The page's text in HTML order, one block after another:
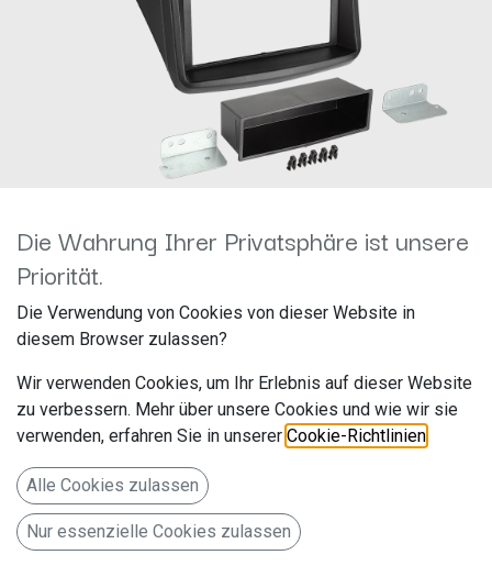
2-DIN Radioblende Mitsubishi
schwarz 381200-24-1
Hersteller: ACV
Artikelnummer: 381200-24-1
acv GmbH
41812 Erkelenz
Deutschland www.acvgmbh.de
Die Wahrung Ihrer Privatsphäre ist unsere
Priorität.
Die Verwendung von Cookies von dieser Website in
diesem Browser zulassen?
Wir verwenden Cookies, um Ihr Erlebnis auf dieser Website
zu verbessern. Mehr über unsere Cookies und wie wir sie
verwenden, erfahren Sie in unserer Cookie-Richtlinien
Alle Cookies zulassen
Nur essenzielle Cookies zulassen